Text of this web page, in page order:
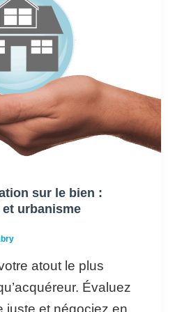
sur le bien :
urbanisme
atout le plus
Évaluez
juste et négociez en